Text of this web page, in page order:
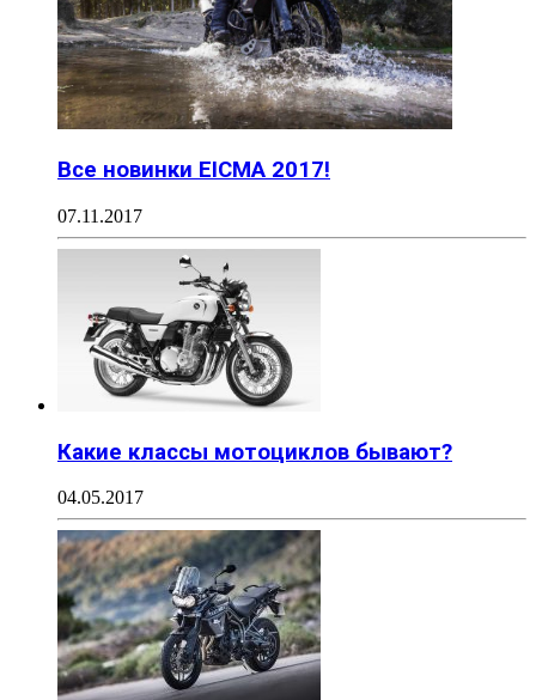
Все новинки EICMA 2017!
07.11.2017
Какие классы мотоциклов бывают?
04.05.2017